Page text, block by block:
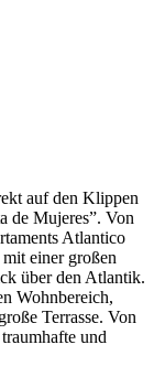
auf den Klippen
de Mujeres”. Von
Atlantico
einer großen
über den Atlantik.
Wohnbereich,
Terrasse. Von
und